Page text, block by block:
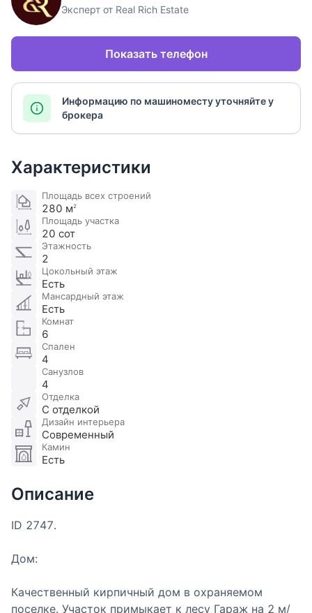
Эксперт от Real Rich Estate
Показать телефон
Информацию по машиноместу уточняйте у
брокера
Характеристики
Площадь всех строений
280 м2
Площадь участка
20 сот
Этажность
2
Цокольный этаж
Есть
Мансардный этаж
Есть
Комнат
6
Спален
4
Санузлов
4
Отделка
С отделкой
Дизайн интерьера
Современный
Камин
Есть
Описание
ID 2747.
Дом:
Качественный кирпичный дом в охраняемом
поселке. Участок примыкает к лесу Гараж на 2 м/